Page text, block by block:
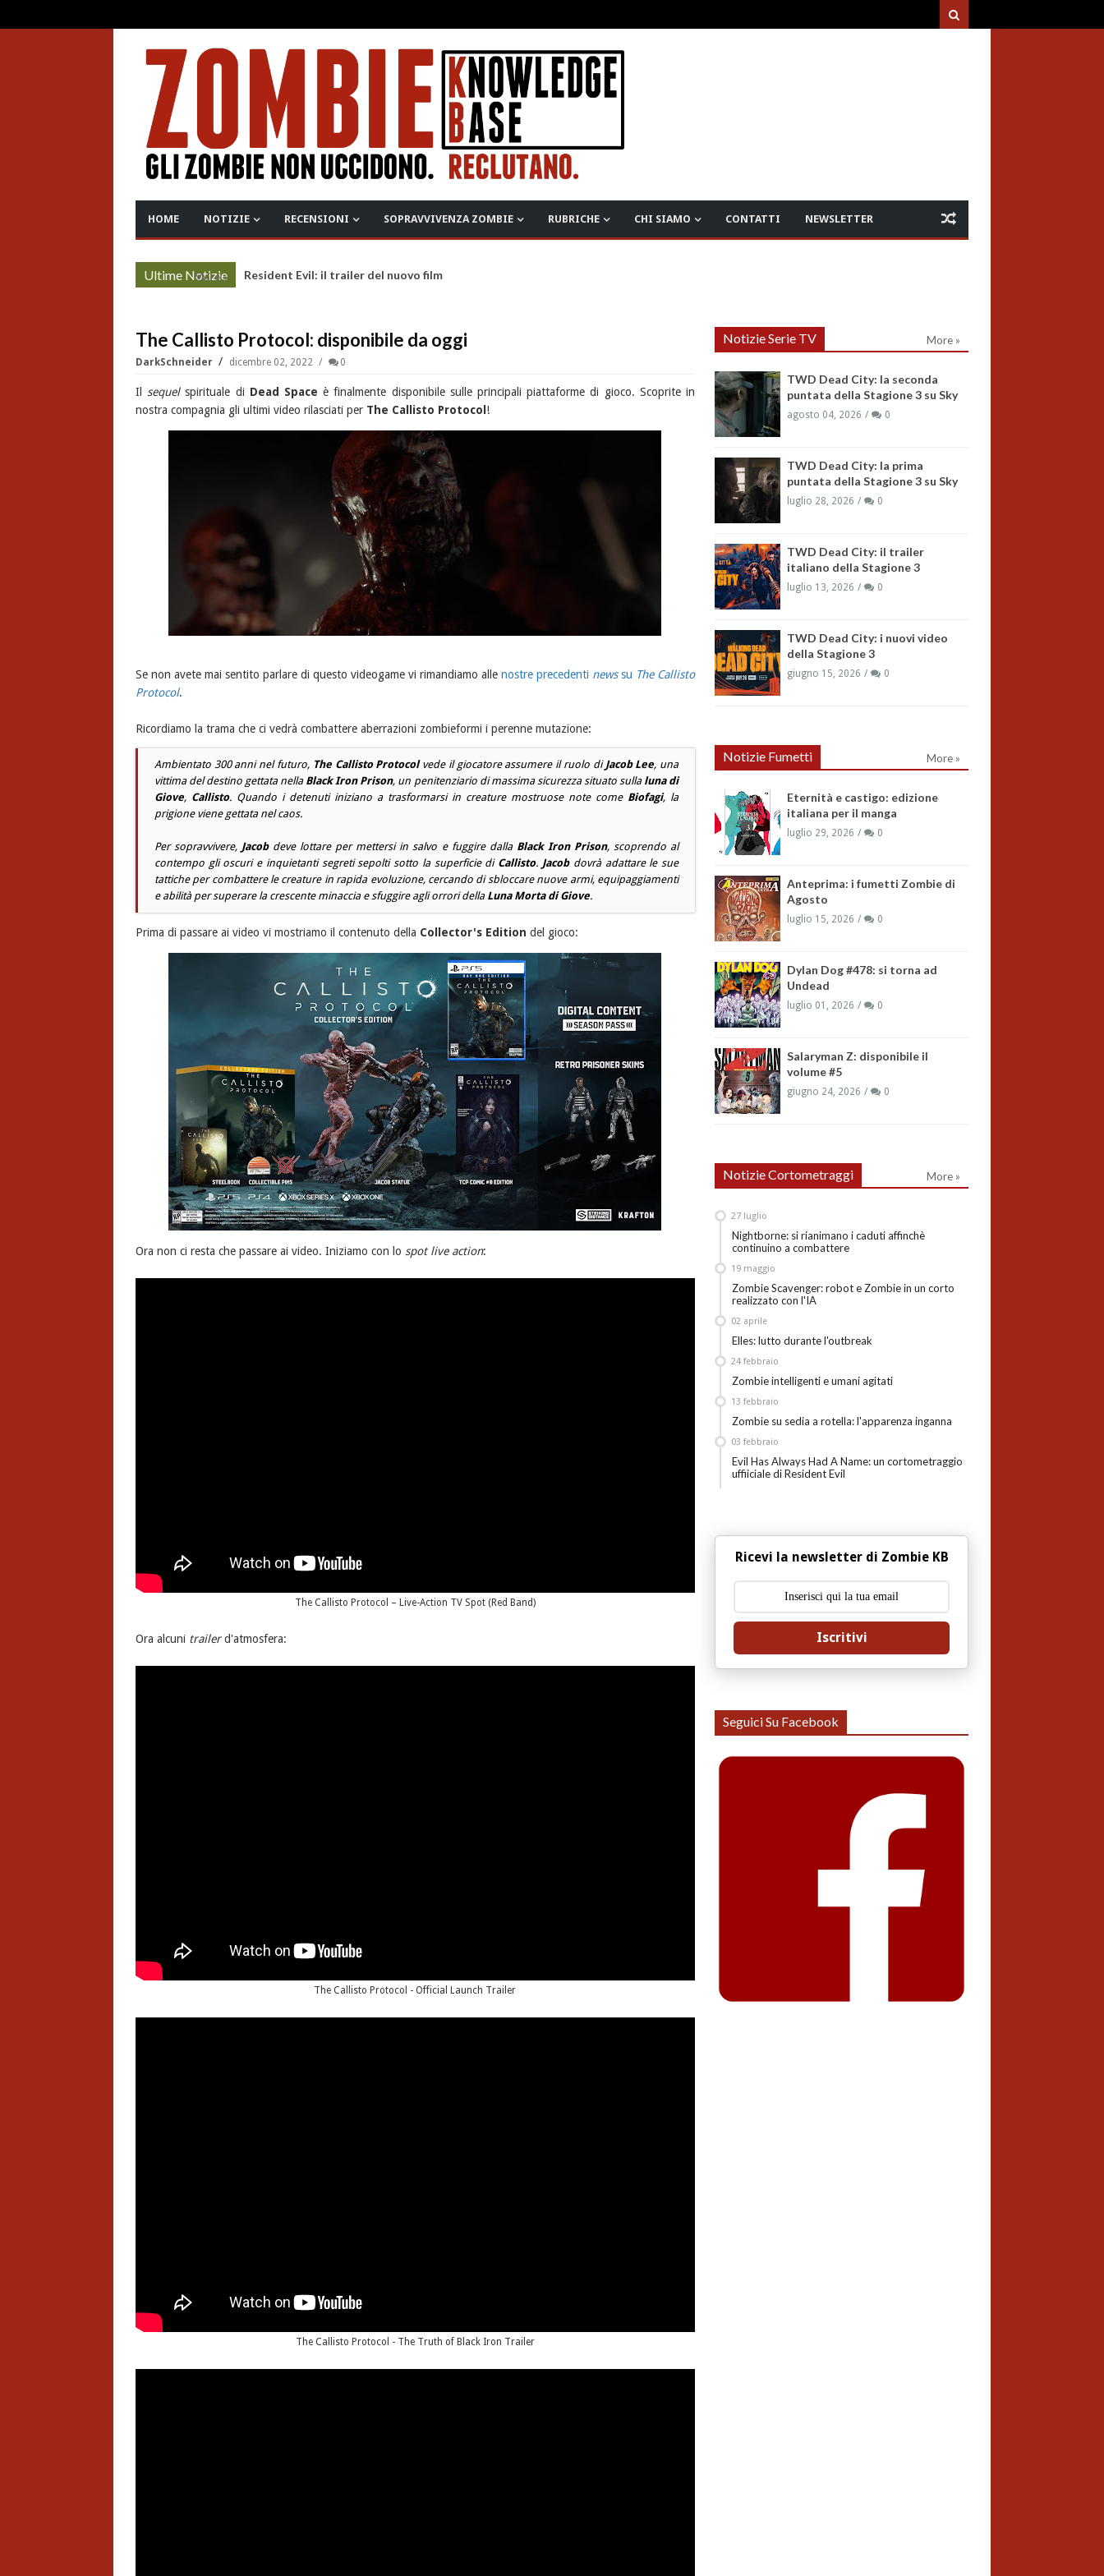
HOME NOTIZIE RECENSIONI SOPRAVVIVENZA ZOMBIE RUBRICHE CHI SIAMO CONTATTI NEWSLETTER
Ultime Notizie
More » Resident Evil: il trailer del nuovo film
The Callisto Protocol: disponibile da oggi
DarkSchneider dicembre 02, 2022 0
Il sequelspirituale di Dead Space è finalmente disponibile sulle principali piattaforme di gioco. Scoprite in
nostra compagnia gli ultimi video rilasciati per The Callisto Protocol !
Se non avete mai sentito parlare di questo videogame vi rimandiamo alle nostre precedenti newssu The Callisto
Protocol.
Ricordiamo la trama che ci vedrà combattere aberrazioni zombieformi i perenne mutazione:
Ambientato 300 anni nel futuro, The Callisto Protocolvede il giocatore assumere il ruolo di Jacob Lee, una
vittima del destino gettata nella Black Iron Prison, un penitenziario di massima sicurezza situato sulla luna di
Giove, Callisto. Quando i detenuti iniziano a trasformarsi in creature mostruose note come Biofagi, la
prigione viene gettata nel caos.
Per sopravvivere, Jacobdeve lottare per mettersi in salvo e fuggire dalla Black Iron Prison, scoprendo al
contempo gli oscuri e inquietanti segreti sepolti sotto la superficie di Callisto. Jacobdovrà adattare le sue
tattiche per combattere le creature in rapida evoluzione, cercando di sbloccare nuove armi, equipaggiamenti
e abilità per superare la crescente minaccia e sfuggire agli orrori della Luna Morta di Giove.
Prima di passare ai video vi mostriamo il contenuto della Collector's Edition del gioco:
Ora non ci resta che passare ai video. Iniziamo con lo spot live action:
The Callisto Protocol – Live-Action TV Spot (Red Band)
Ora alcuni trailerd'atmosfera:
The Callisto Protocol - Official Launch Trailer
The Callisto Protocol - The Truth of Black Iron Trailer
Notizie Serie TV More »
TWD Dead City: la seconda
puntata della Stagione 3 su Sky
agosto 04, 2026 0
TWD Dead City: la prima
puntata della Stagione 3 su Sky
luglio 28, 2026 0
TWD Dead City: il trailer
italiano della Stagione 3
luglio 13, 2026 0
TWD Dead City: i nuovi video
della Stagione 3
giugno 15, 2026 0
Notizie Fumetti More »
Eternità e castigo: edizione
italiana per il manga
luglio 29, 2026 0
Anteprima: i fumetti Zombie di
Agosto
luglio 15, 2026 0
Dylan Dog #478: si torna ad
Undead
luglio 01, 2026 0
Salaryman Z: disponibile il
volume #5
giugno 24, 2026 0
Notizie Cortometraggi More »
Nightborne: si rianimano i caduti affinchè
continuino a combattere
27 luglio
Zombie Scavenger: robot e Zombie in un corto
realizzato con l'IA
19 maggio
Elles: lutto durante l'outbreak
02 aprile
Zombie intelligenti e umani agitati
24 febbraio
Zombie su sedia a rotella: l'apparenza inganna
13 febbraio
Evil Has Always Had A Name: un cortometraggio
uffiiciale di Resident Evil
03 febbraio
Ricevi la newsletter di Zombie KB
Iscritivi
Seguici Su Facebook